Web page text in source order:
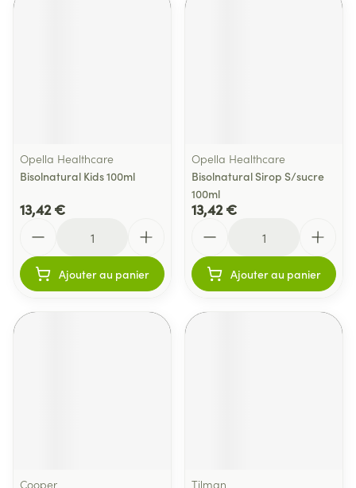
Opella Healthcare
Bisolnatural Kids 100ml
13,42 €
Ajouter au panier
Opella Healthcare
Bisolnatural Sirop S/sucre
100ml
13,42 €
Ajouter au panier
Cooper Tilman